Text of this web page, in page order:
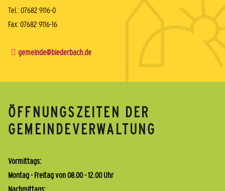
Tel.: 07682 9116-0
Fax: 07682 9116-16
gemeinde@biederbach.de
ÖFFNUNGSZEITEN DER
GEMEINDEVERWALTUNG
Vormittags:
Montag - Freitag von 08.00 - 12.00 Uhr
Nachmittags: